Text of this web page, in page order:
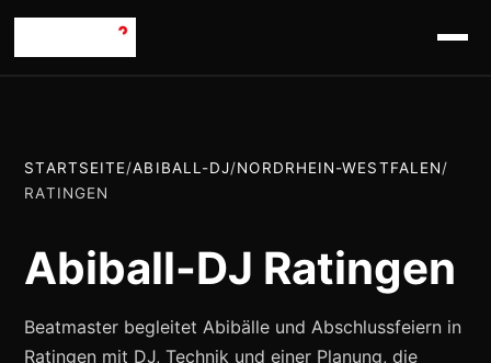
STARTSEITE/ABIBALL-DJ/NORDRHEIN-WESTFALEN/
RATINGEN
Abiball-DJ Ratingen
Beatmaster begleitet Abibälle und Abschlussfeiern in
Ratingen mit DJ, Technik und einer Planung, die